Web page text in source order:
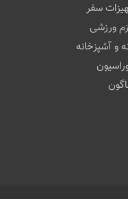
سفر
ورزشی
و آشپزخانه